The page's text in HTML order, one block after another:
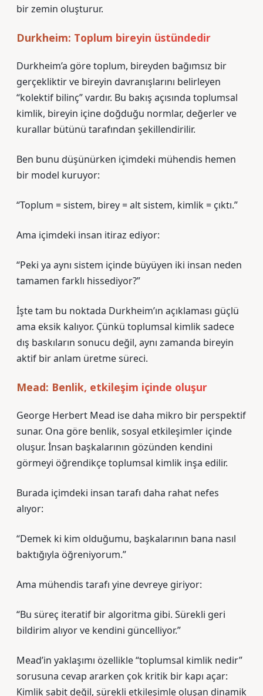
bir zemin oluşturur.
Durkheim: Toplum bireyin üstündedir
Durkheim’a göre toplum, bireyden bağımsız bir
gerçekliktir ve bireyin davranışlarını belirleyen
“kolektif bilinç” vardır. Bu bakış açısında toplumsal
kimlik, bireyin içine doğduğu normlar, değerler ve
kurallar bütünü tarafından şekillendirilir.
Ben bunu düşünürken içimdeki mühendis hemen
bir model kuruyor:
“Toplum = sistem, birey = alt sistem, kimlik = çıktı.”
Ama içimdeki insan itiraz ediyor:
“Peki ya aynı sistem içinde büyüyen iki insan neden
tamamen farklı hissediyor?”
İşte tam bu noktada Durkheim’ın açıklaması güçlü
ama eksik kalıyor. Çünkü toplumsal kimlik sadece
dış baskıların sonucu değil, aynı zamanda bireyin
aktif bir anlam üretme süreci.
Mead: Benlik, etkileşim içinde oluşur
George Herbert Mead ise daha mikro bir perspektif
sunar. Ona göre benlik, sosyal etkileşimler içinde
oluşur. İnsan başkalarının gözünden kendini
görmeyi öğrendikçe toplumsal kimlik inşa edilir.
Burada içimdeki insan tarafı daha rahat nefes
alıyor:
“Demek ki kim olduğumu, başkalarının bana nasıl
baktığıyla öğreniyorum.”
Ama mühendis tarafı yine devreye giriyor:
“Bu süreç iteratif bir algoritma gibi. Sürekli geri
bildirim alıyor ve kendini güncelliyor.”
Mead’in yaklaşımı özellikle “toplumsal kimlik nedir”
sorusuna cevap ararken çok kritik bir kapı açar:
Kimlik sabit değil, sürekli etkileşimle oluşan dinamik